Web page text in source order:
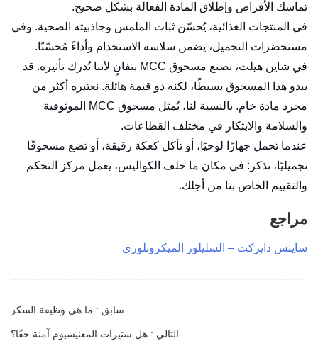
تماسك الأقراص وإطلاق المادة الفعالة بشكل صحيح.
في المنتجات الغذائية، يُحسّن ثبات الملمس وجاذبيته الصحية. وفي
مستحضرات التجميل، يضمن سلاسة الاستخدام وأداءً مُحسّنًا.
في شاين هيلث، نصنع مسحوق MCC بتفانٍ لأننا نُدرك تأثيره. قد
يبدو هذا المسحوق بسيطًا، لكنه ذو قيمة هائلة. نعتبره أكثر من
مجرد مادة خام. بالنسبة لنا، يُمثل مسحوق MCC الموثوقية
والسلامة والابتكار في مختلف القطاعات.
عندما تحمل جهازًا لوحيًا، أو تأكل كعكة رقيقة، أو تضع مسحوقًا
تجميليًا، تذكر: في مكان ما خلف الكواليس، يعمل مركز التحكم
والتقييم الخاص بنا من أجلك.
مراجع
ساينس دايركت – السليلوز الميكروبلوري
سابق : ما هي وظيفة السكر
التالي : هل ستيرات المغنيسيوم آمنة حقًا؟